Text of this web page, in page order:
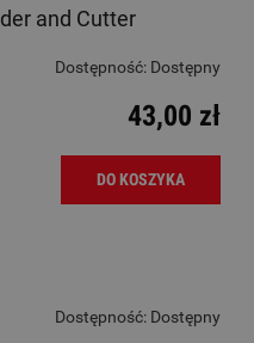
and Cutter
Dostępność: Dostępny
43,00 zł
DO KOSZYKA
Dostępność: Dostępny